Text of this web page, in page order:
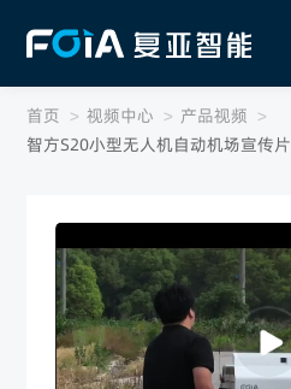
首页
DaaS低空智网服务
行业解决方案
首页 > 视频中心 > 产品视频 >
智方S20小型无人机自动机场宣传片